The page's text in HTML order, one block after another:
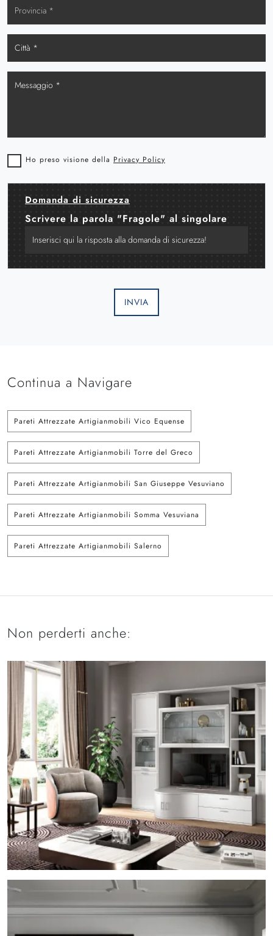
Ho preso visione della Privacy Policy
Domanda di sicurezza
Scrivere la parola "Fragole" al singolare
INVIA
Continua a Navigare
Pareti Attrezzate Artigianmobili Vico Equense
Pareti Attrezzate Artigianmobili Torre del Greco
Pareti Attrezzate Artigianmobili San Giuseppe Vesuviano
Pareti Attrezzate Artigianmobili Somma Vesuviana
Pareti Attrezzate Artigianmobili Salerno
Non perderti anche: